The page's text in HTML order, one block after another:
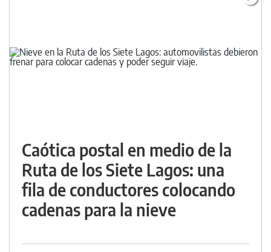
Caótica postal en medio de la
Ruta de los Siete Lagos: una
fila de conductores colocando
cadenas para la nieve